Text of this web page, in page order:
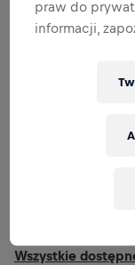
z Aplikacją
Niezależnie
wpisowego
rdzenia
odpowiada Ci
Wszystkie
praw do
informacji,